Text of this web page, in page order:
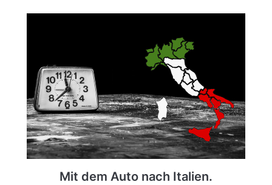
Mit dem Auto nach Italien.